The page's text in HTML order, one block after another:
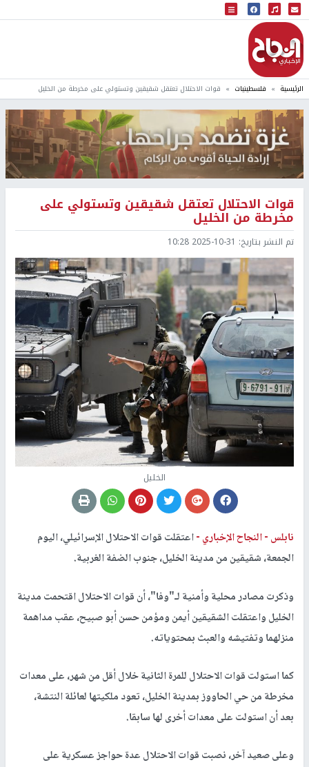
البث المباشر
إذاعة النجاح
الرئيسية فلسطينيات قوات الاحتلال تعتقل شقيقين وتستولي على مخرطة من الخليل
قوات الاحتلال تعتقل شقيقين وتستولي على
مخرطة من الخليل
تم النشر بتاريخ: 2025-10-31 10:28
الخليل
نابلس -النجاح الإخباري -اعتقلت قوات الاحتلال الإسرائيلي، اليوم
الجمعة، شقيقين من مدينة الخليل، جنوب الضفة الغربية.
وذكرت مصادر محلية وأمنية لـ"وفا"، أن قوات الاحتلال اقتحمت مدينة
الخليل واعتقلت الشقيقين أيمن ومؤمن حسن أبو صبيح، عقب مداهمة
منزلهما وتفتيشه والعبث بمحتوياته.
كما استولت قوات الاحتلال للمرة الثانية خلال أقل من شهر، على معدات
مخرطة من حي الحاووز بمدينة الخليل، تعود ملكيتها لعائلة النتشة،
بعد أن استولت على معدات أخرى لها سابقا.
وعلى صعيد آخر، نصبت قوات الاحتلال عدة حواجز عسكرية على